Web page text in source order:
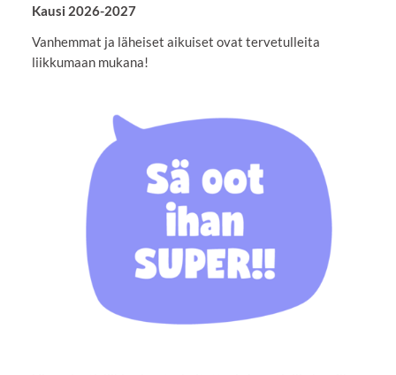
Kausi 2026-2027
Vanhemmat ja läheiset aikuiset ovat tervetulleita
liikkumaan mukana!